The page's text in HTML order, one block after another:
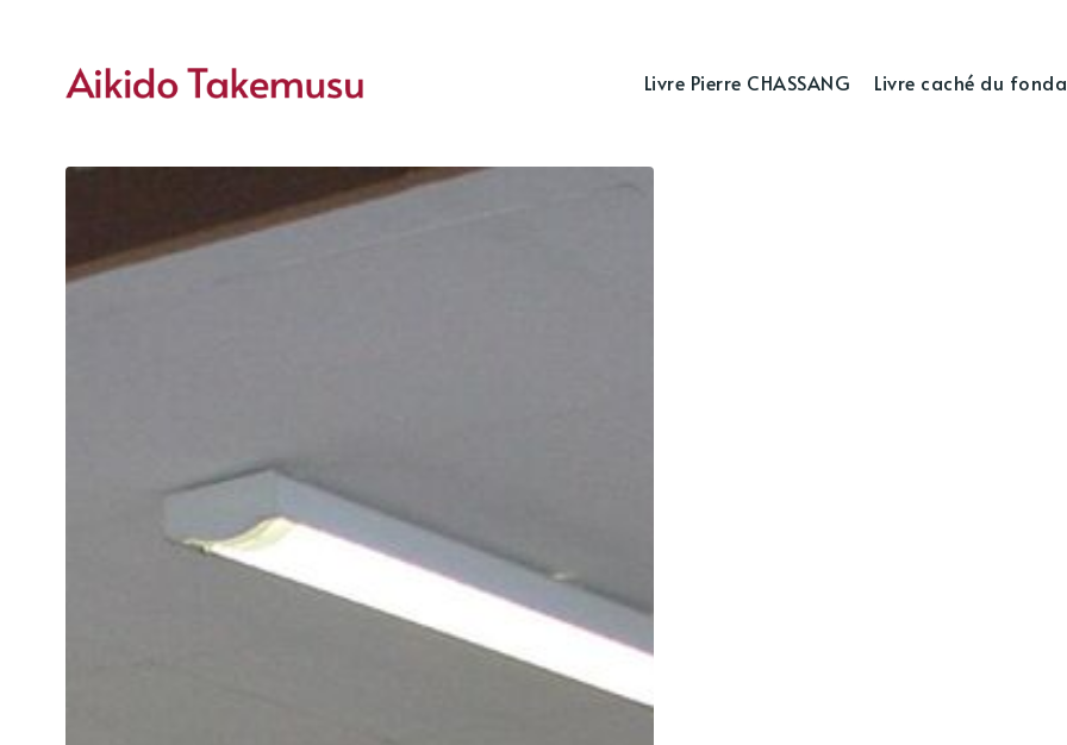
Livre Pierre CHASSANG Livre caché du